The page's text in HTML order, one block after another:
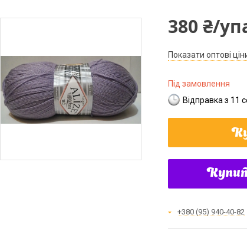
380 ₴/
Показати оптові
Під замовлення
Відправка з 11
+380 (95) 940-40-82